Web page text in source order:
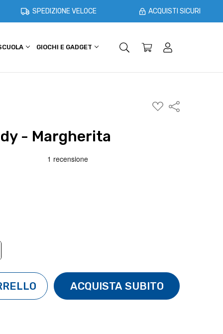
SPEDIZIONE VELOCE ACQUISTI SICURI
GIOCHI E GADGET SHOPPER E CASA
AGGIUNGI
ALLA
Condividi
- Margherita
QUANTITÀ: